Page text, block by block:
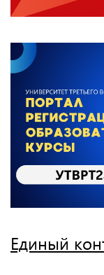
Единый